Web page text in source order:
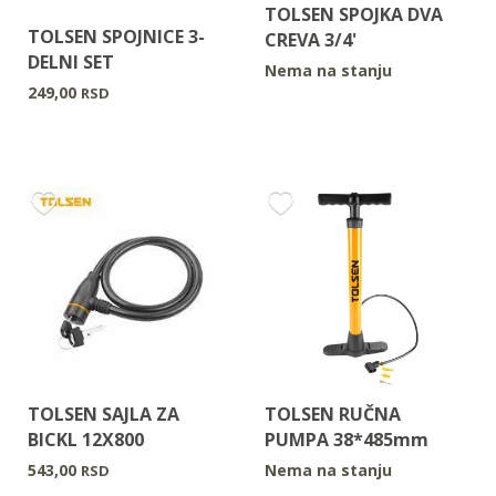
TOLSEN SPOJNICE 3-
DELNI SET
249,00 RSD
TOLSEN SPOJKA DVA
CREVA 3/4'
Nema na stanju
TOLSEN SAJLA ZA
BICKL 12X800
543,00 RSD
TOLSEN RUČNA
PUMPA 38*485mm
Nema na stanju